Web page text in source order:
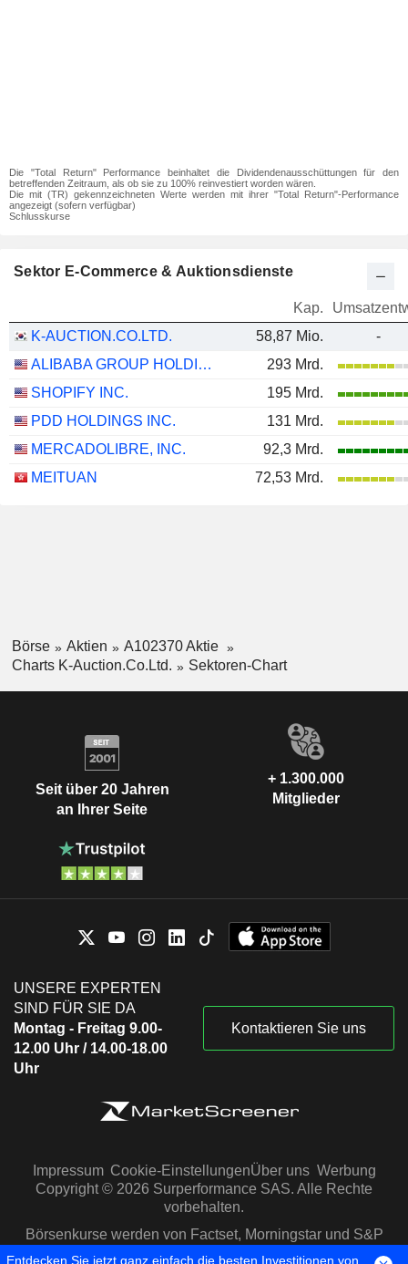
Die "Total Return" Performance beinhaltet die Dividendenausschüttungen für den
betreffenden Zeitraum, als ob sie zu 100% reinvestiert worden wären.
Die mit (TR) gekennzeichneten Werte werden mit ihrer "Total Return"-Performance
angezeigt (sofern verfügbar)
Schlusskurse
Sektor E-Commerce & Auktionsdienste
Kap.
K-AUCTION.CO.LTD.
58,87 Mio.
-
ALIBABA GROUP HOLDING LIMITED
293 Mrd.
SHOPIFY INC.
195 Mrd.
PDD HOLDINGS INC.
131 Mrd.
MERCADOLIBRE, INC.
92,3 Mrd.
MEITUAN
72,53 Mrd.
Börse Aktien
A102370 Aktie
Charts K-Auction.Co.Ltd.
Sektoren-Chart
Seit über 20 Jahren
an Ihrer Seite
+ 1.300.000
Mitglieder
UNSERE EXPERTEN
SIND FÜR SIE DA
Montag - Freitag 9.00-
12.00 Uhr / 14.00-18.00
Uhr
Kontaktieren Sie uns
Impressum Cookie-EinstellungenÜber uns Werbung
Copyright © 2026 Surperformance SAS. Alle Rechte
vorbehalten.
Börsenkurse werden von Factset, Morningstar und S&P
Capital IQ zur Verfügung gestellt
Entdecken Sie jetzt ganz einfach die besten Investitionen von